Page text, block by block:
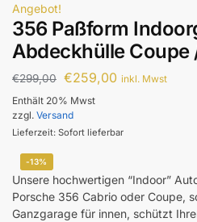
Angebot!
356 Paßform
Abdeckhülle Coupe
€299,00 €259,00 inkl. Mwst
Enthält 20% Mwst
zzgl. Versand
Lieferzeit: Sofort lieferbar
-13%
Unsere hochwertigen “Indoor”
Porsche 356 Cabrio oder Coupe,
Ganzgarage für innen, schützt